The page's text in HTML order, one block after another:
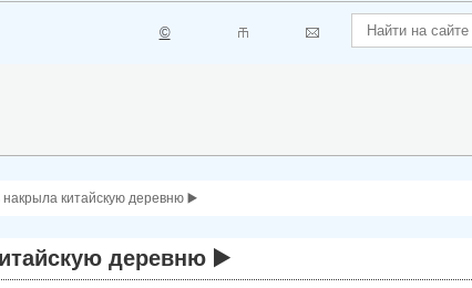
©
накрыла китайскую деревню ▶️
деревню ▶️